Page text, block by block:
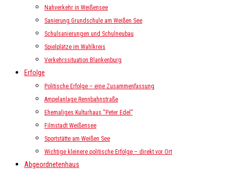
Nahverkehr in Weißensee
Sanierung Grundschule am Weißen See
Schulsanierungen und Schulneubau
Spielplätze im Wahlkreis
Verkehrssituation Blankenburg
Erfolge
Politische Erfolge – eine Zusammenfassung
Ampelanlage Rennbahnstraße
Ehemaliges Kulturhaus “Peter Edel”
Filmstadt Weißensee
Sportstätte am Weißen See
Wichtige kleinere politische Erfolge – direkt vor Ort
Abgeordnetenhaus